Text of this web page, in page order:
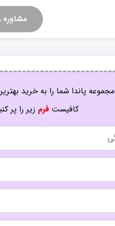
مجموعه پاندا شما را به خرید
کافیستفرم زیر را پر